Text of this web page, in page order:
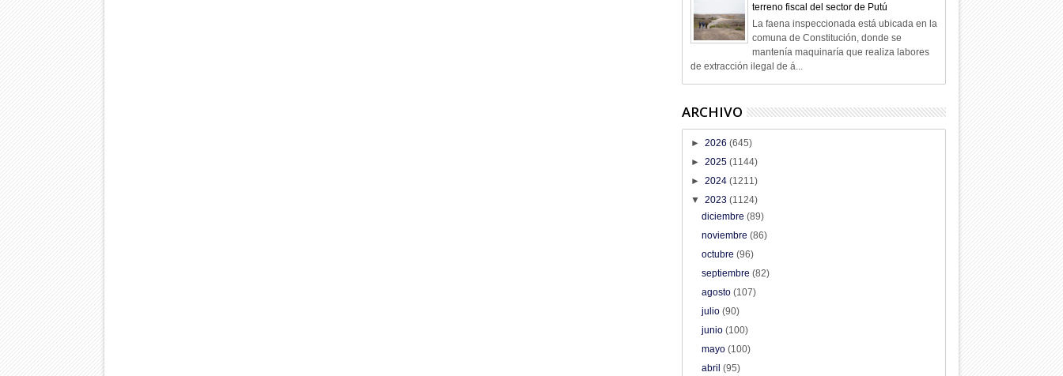
terreno fiscal del sector de Putú
La faena inspeccionada está ubicada en la
comuna de Constitución, donde se
mantenía maquinaría que realiza labores
de extracción ilegal de á...
ARCHIVO
► 2026 (645)
► 2025 (1144)
► 2024 (1211)
▼ 2023 (1124)
diciembre(89)
noviembre(86)
octubre(96)
septiembre(82)
agosto(107)
julio(90)
junio(100)
mayo(100)
abril(95)